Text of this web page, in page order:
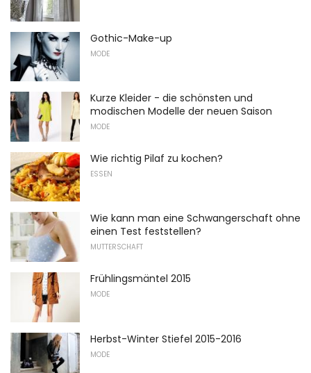
Gothic-Make-up
MODE
Kurze Kleider - die schönsten und
modischen Modelle der neuen Saison
MODE
Wie richtig Pilaf zu kochen?
ESSEN
Wie kann man eine Schwangerschaft ohne
einen Test feststellen?
MUTTERSCHAFT
Frühlingsmäntel 2015
MODE
Herbst-Winter Stiefel 2015-2016
MODE